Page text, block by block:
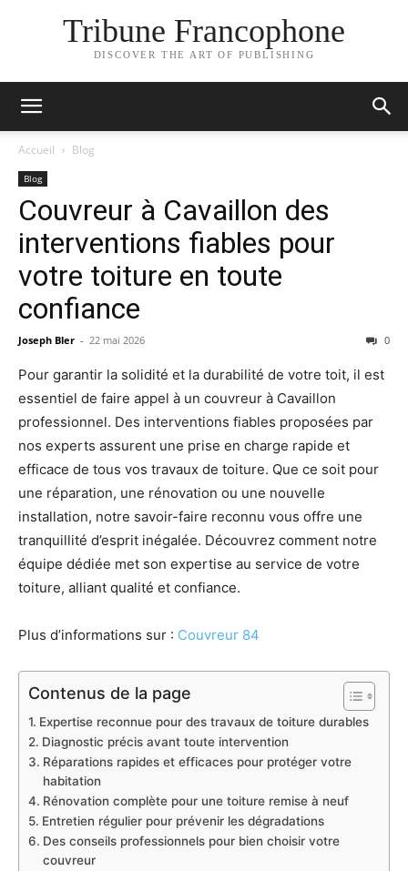
Tribune Francophone
DISCOVER THE ART OF PUBLISHING
Accueil Blog
Blog
Couvreur à Cavaillon des
interventions fiables pour
votre toiture en toute
confiance
Joseph Bler - 22 mai 2026 0
Pour garantir la solidité et la durabilité de votre toit, il est
essentiel de faire appel à un couvreur à Cavaillon
professionnel. Des interventions fiables proposées par
nos experts assurent une prise en charge rapide et
efficace de tous vos travaux de toiture. Que ce soit pour
une réparation, une rénovation ou une nouvelle
installation, notre savoir-faire reconnu vous offre une
tranquillité d’esprit inégalée. Découvrez comment notre
équipe dédiée met son expertise au service de votre
toiture, alliant qualité et confiance.
Plus d’informations sur : Couvreur 84
Contenus de la page
Expertise reconnue pour des travaux de toiture durables
Diagnostic précis avant toute intervention
Réparations rapides et efficaces pour protéger votre
habitation
Rénovation complète pour une toiture remise à neuf
Entretien régulier pour prévenir les dégradations
Des conseils professionnels pour bien choisir votre
couvreur